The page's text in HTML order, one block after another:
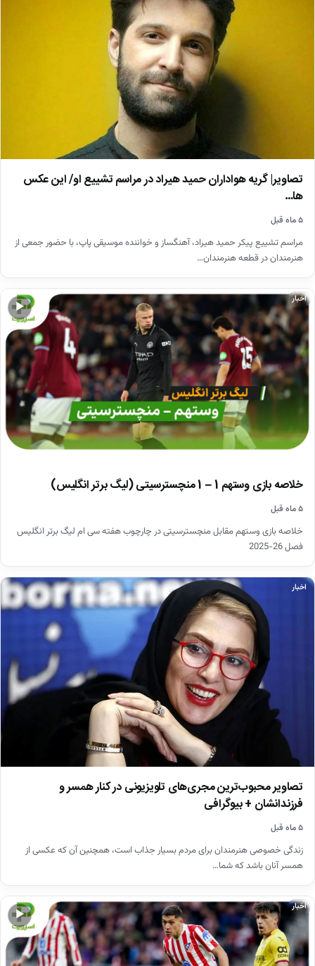
تصاویر| گریه هواداران حمید هیراد در مراسم تشییع او/ این عکس
ها…
۵ ماه قبل
مراسم تشییع پیکر حمید هیراد، آهنگساز و خواننده موسیقی پاپ، با حضور جمعی از
هنرمندان در قطعه هنرمندان…
▶
اخبار
خلاصه بازی وستهم 1 – 1 منچسترسیتی (لیگ برتر انگلیس)
۵ ماه قبل
خلاصه بازی وستهم مقابل منچسترسیتی در چارچوب هفته سی ام لیگ برتر انگلیس
فصل 26-2025
اخبار
تصاویر محبوب‌ترین مجری‌های تلویزیونی در کنار همسر و
فرزندانشان + بیوگرافی
۵ ماه قبل
زندگی خصوصی هنرمندان برای مردم بسیار جذاب است، همچنین آن که عکسی از
همسر آنان باشد که شما…
▶
اخبار